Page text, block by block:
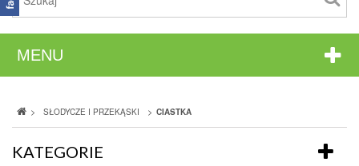
MENU
> SŁODYCZE I PRZEKĄSKI > CIASTKA
KATEGORIE